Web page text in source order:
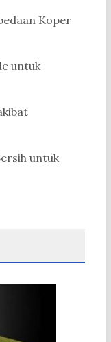
Koper
untuk
untuk